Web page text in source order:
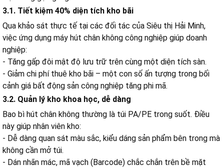
3.1. Tiết kiệm 40% diện tích kho bãi
Qua khảo sát thực tế tại các đối tác của Siêu thị Hải Minh,
việc ứng dụng máy hút chân không công nghiệp giúp doanh
nghiệp:
- Tăng gấp đôi mật độ lưu trữ trên cùng một diện tích sàn.
- Giảm chi phí thuê kho bãi – một con số ấn tượng trong bối
cảnh giá bất động sản công nghiệp tăng phi mã.
3.2. Quản lý kho khoa học, dễ dàng
Bao bì hút chân không thường là túi PA/PE trong suốt. Điều
này giúp nhân viên kho:
- Dễ dàng quan sát màu sắc, kiểu dáng sản phẩm bên trong mà
không cần mở túi.
- Dán nhãn mác, mã vạch (Barcode) chắc chắn trên bề mặt